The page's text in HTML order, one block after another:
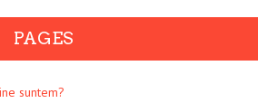
PAGES
suntem?